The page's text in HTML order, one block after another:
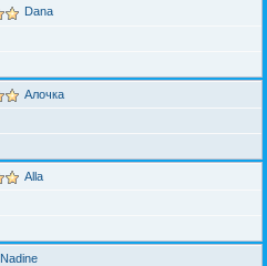
Dana
Алочка
Alla
Nadine